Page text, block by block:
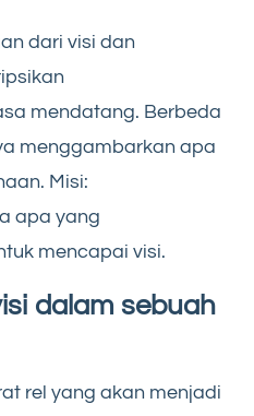
dari visi dan
mendatang. Berbeda
menggambarkan apa
Misi:
apa yang
mencapai visi.
dalam sebuah
rel yang akan menjadi